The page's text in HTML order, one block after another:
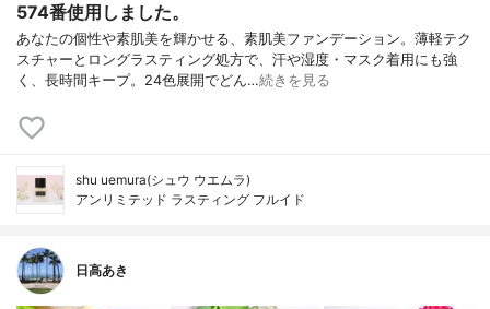
574番使用しました。
あなたの個性や素肌美を輝かせる、素肌美ファンデーション。薄軽テク
スチャーとロングラスティング処方で、汗や湿度・マスク着用にも強
く、長時間キープ。24色展開でどん…続きを見る
shu uemura(シュウ ウエムラ)
アンリミテッド ラスティング フルイド
日高あき